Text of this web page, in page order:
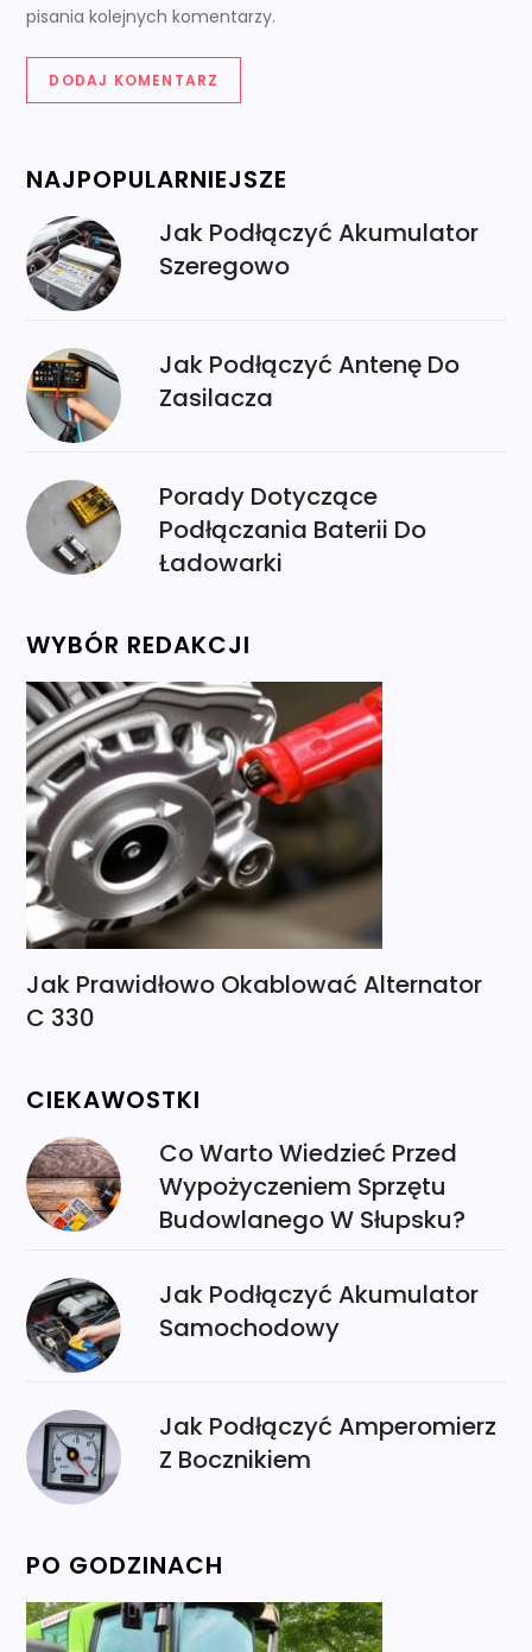
pisania kolejnych komentarzy.
NAJPOPULARNIEJSZE
Jak Podłączyć Akumulator
Szeregowo
Jak Podłączyć Antenę Do
Zasilacza
Porady Dotyczące
Podłączania Baterii Do
Ładowarki
WYBÓR REDAKCJI
Jak Prawidłowo Okablować Alternator
C 330
CIEKAWOSTKI
Co Warto Wiedzieć Przed
Wypożyczeniem Sprzętu
Budowlanego W Słupsku?
Jak Podłączyć Akumulator
Samochodowy
Jak Podłączyć Amperomierz
Z Bocznikiem
PO GODZINACH